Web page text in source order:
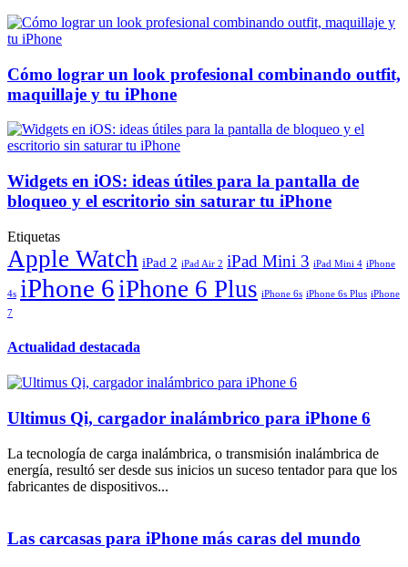
Cómo lograr un look profesional combinando outfit,
maquillaje y tu iPhone
Widgets en iOS: ideas útiles para la pantalla de
bloqueo y el escritorio sin saturar tu iPhone
Etiquetas
Apple Watch iPad 2 iPad Air 2 iPad Mini 3 iPad Mini 4 iPhone
4s iPhone 6 iPhone 6 Plus iPhone 6s iPhone 6s Plus iPhone
7
Actualidad destacada
Ultimus Qi, cargador inalámbrico para iPhone 6
La tecnología de carga inalámbrica, o transmisión inalámbrica de
energía, resultó ser desde sus inicios un suceso tentador para que los
fabricantes de dispositivos...
Las carcasas para iPhone más caras del mundo